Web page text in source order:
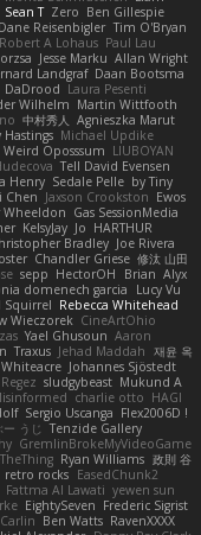
Sean T Zero Ben Gillespie
Dane Reisenbigler Tim O'Bryan
Robert A Lohaus Paul Lau
Jesse Marku Allan Wright
Landgraf Daan Bootsma
DaDrood Laura Pesenti
Wilhelm Martin Wittfooth
中村秀人
Agnieszka Marut
Hastings Michael Updike
Weird Oposssum LIUBOYAN
Tell David Evensen
Henry Sedale Pelle by Tiny
Chen Jaxson Crookston Ewos
Wheeldon Gas SessionMedia
KelsyJay Jo HARTHUR
Bradley Joe Rivera
Chandler Griese 修汰 山田
sepp HectorOH Brian Alyx
domenech garcia
Lucy Vu
Squirrel Rebecca Whitehead
Wieczorek CineArtOhio
Yael Ghusoun Aaron
Traxus Jehad Maddah 재윤 옥
Johannes Sjöstedt
sludgybeast Mukund A
charlie otto HAGI
Sergio Uscanga Flex2006D !
ー うじ
Tenzide Gallery
GremlinBrokeMyVideoGame
Ryan Williams 政則 谷
retro rocks EasedChunk2
Fattma Al Lawati yewen sun
EightySeven Frederic Sigrist
Ben Watts RavenXXXX